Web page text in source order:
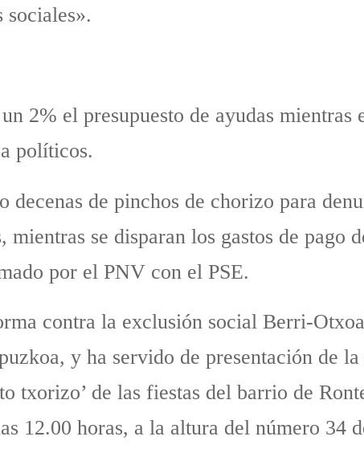
sociales».
2% el presupuesto de ayudas mientras
políticos.
decenas de pinchos de chorizo para
mientras se disparan los gastos de pago
por el PNV con el PSE.
contra la exclusión social Berri-
y ha servido de presentación de
txorizo’ de las fiestas del barrio de
12.00 horas, a la altura del número 34